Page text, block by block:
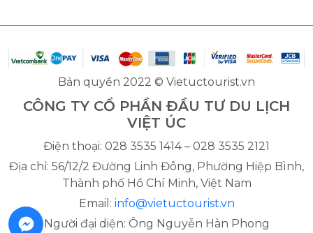
Bản quyền 2022 © Vietuctourist.vn
CÔNG TY CỔ PHẦN ĐẦU TƯ DU LỊCH
VIỆT ÚC
Điện thoại: 028 3535 1414 – 028 3535 2121
Địa chỉ: 56/12/2 Đường Linh Đông, Phường Hiệp Bình,
Thành phố Hồ Chí Minh, Việt Nam
Email: info@vietuctourist.vn
Người đại diện: Ông Nguyễn Hàn Phong